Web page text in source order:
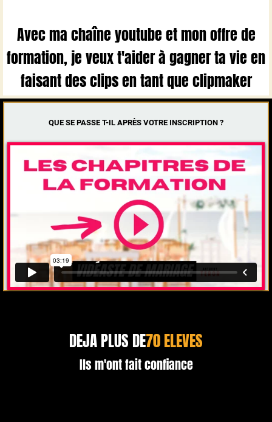
Avec ma chaîne youtube et mon offre de
formation, je veux t'aider à gagner ta vie en
faisant des clips en tant que clipmaker
QUE SE PASSE T-IL APRÈS VOTRE INSCRIPTION ?
DEJA PLUS DE70 ELEVES
Ils m'ont fait confiance